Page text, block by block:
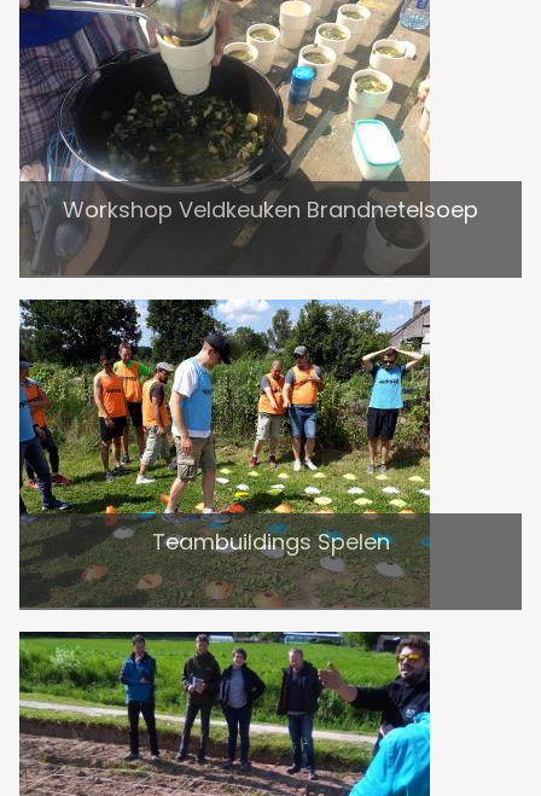
Workshop Veldkeuken Brandnetelsoep
Teambuildings Spelen